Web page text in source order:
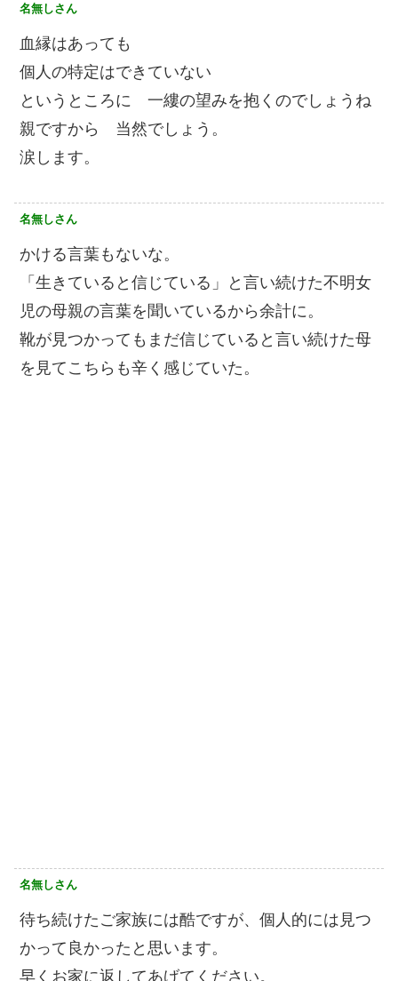
名無しさん
血縁はあっても
個人の特定はできていない
というところに 一縷の望みを抱くのでしょうね
親ですから 当然でしょう。
涙します。
名無しさん
かける言葉もないな。
「生きていると信じている」と言い続けた不明女
児の母親の言葉を聞いているから余計に。
靴が見つかってもまだ信じていると言い続けた母
を見てこちらも辛く感じていた。
名無しさん
待ち続けたご家族には酷ですが、個人的には見つ
かって良かったと思います。
早くお家に返してあげてください。